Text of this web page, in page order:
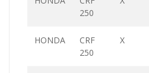
250
HONDA
CRF
250
X